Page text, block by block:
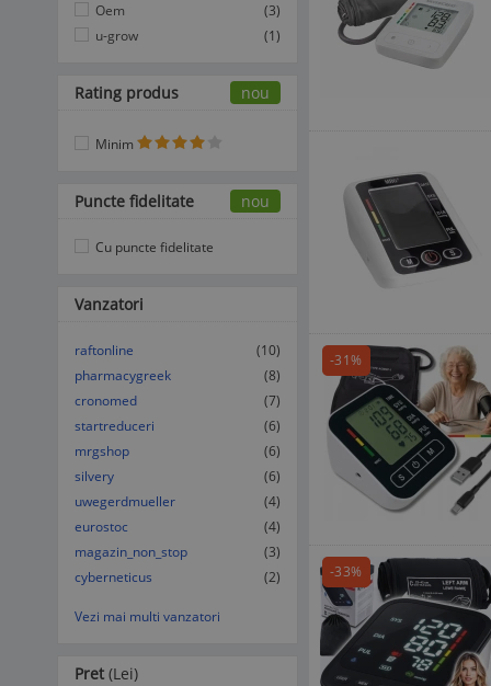
-31%
-33%
Oem
(3)
u-grow
(1)
Rating produs nou
Minim
Puncte fidelitate nou
Cu puncte fidelitate
Vanzatori
raftonline
(10)
pharmacygreek
(8)
cronomed
(7)
startreduceri
(6)
mrgshop
(6)
silvery
(6)
uwegerdmueller
(4)
eurostoc
(4)
magazin_non_stop
(3)
cyberneticus
(2)
Vezi mai multi vanzatori
Pret (Lei)